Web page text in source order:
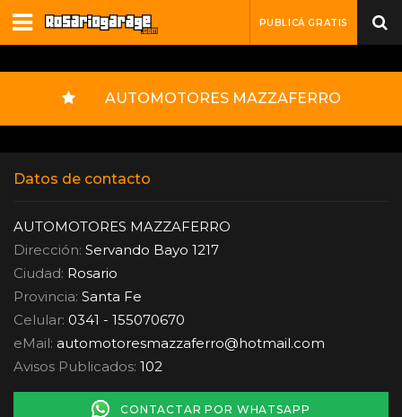
PUBLICÁ GRATIS
AUTOMOTORES MAZZAFERRO
Datos de contacto
AUTOMOTORES MAZZAFERRO
Dirección: Servando Bayo 1217
Ciudad: Rosario
Provincia: Santa Fe
Celular: 0341 - 155070670
eMail: automotoresmazzaferro@hotmail.com
Avisos Publicados: 102
CONTACTAR POR WHATSAPP